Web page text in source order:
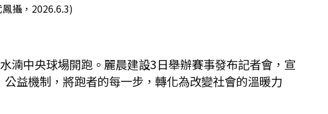
攝，2026.6.3)
湳中央球場開跑。麗晨建設3日舉辦賽事發布記者會，宣
益機制，將跑者的每一步，轉化為改變社會的溫暖力